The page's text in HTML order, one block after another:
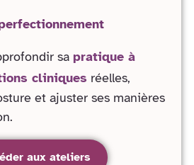
sa pratique à
cliniques réelles,
et ajuster ses manières
aux ateliers